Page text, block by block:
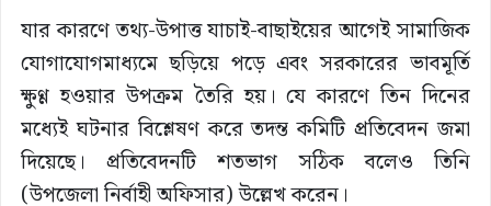
যার কারণে তথ্য-উপাত্ত যাচাই-বাছাইয়ের আগেই সামাজিক
যোগাযোগমাধ্যমে ছড়িয়ে পড়ে এবং সরকারের ভাবমূর্তি
ক্ষুণ্ণ হওয়ার উপক্রম তৈরি হয়। যে কারণে তিন দিনের
মধ্যেই ঘটনার বিশ্লেষণ করে তদন্ত কমিটি প্রতিবেদন জমা
দিয়েছে। প্রতিবেদনটি শতভাগ সঠিক বলেও তিনি
(উপজেলা নির্বাহী অফিসার) উল্লেখ করেন।